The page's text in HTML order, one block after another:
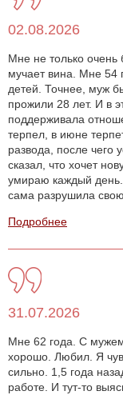
02.08.2026
Мне не только
мучает вина. Мне 54
детей. Точнее, муж
прожили 28 лет. И в
поддерживала
терпел, в июне
развода, после чего
сказал, что хочет
умираю каждый
сама разрушила
Подробнее
31.07.2026
Мне 62 года. С
хорошо. Любил. Я
сильно. 1,5 года
работе. И тут-то